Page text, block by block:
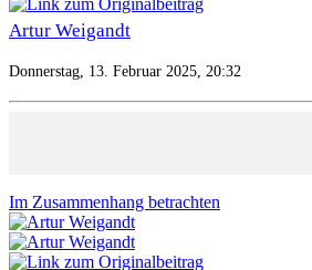
Artur Weigandt
Donnerstag, 13. Februar 2025, 20:32
Im Zusammenhang betrachten